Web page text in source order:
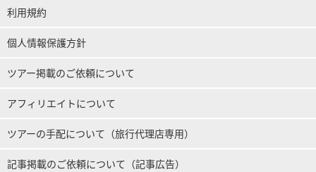
利用規約
個人情報保護方針
ツアー掲載のご依頼について
アフィリエイトについて
ツアーの手配について（旅行代理店専用）
記事掲載のご依頼について（記事広告）